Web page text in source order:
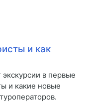
и как
в первые
и какие новые